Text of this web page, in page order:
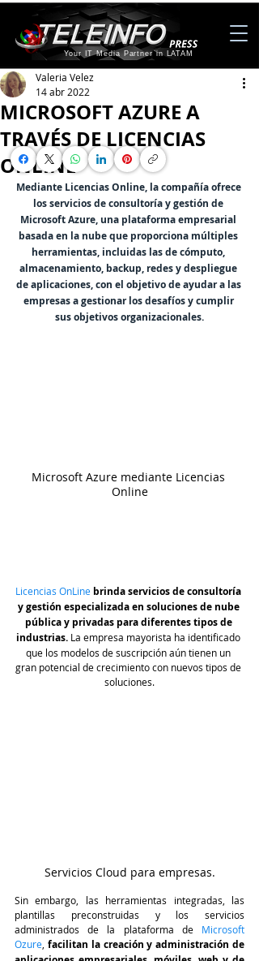
Your IT Media Partner in LATAM
MICROSOFT AZURE A
TRAVÉS DE LICENCIAS
ONLINE
Valeria Velez
14 abr 2022
Mediante Licencias Online, la compañía ofrece
los servicios de consultoría y gestión de
Microsoft Azure, una plataforma empresarial
basada en la nube que proporciona múltiples
herramientas, incluidas las de cómputo,
almacenamiento, backup, redes y despliegue
de aplicaciones, con el objetivo de ayudar a las
empresas a gestionar los desafíos y cumplir
sus objetivos organizacionales.
Microsoft Azure mediante Licencias
Online
Licencias OnLine brinda servicios de consultoría
y gestión especializada en soluciones de nube
pública y privadas para diferentes tipos de
industrias. La empresa mayorista ha identificado
que los modelos de suscripción aún tienen un
gran potencial de crecimiento con nuevos tipos de
soluciones.
Servicios Cloud para empresas.
Sin embargo, las herramientas integradas, las
plantillas preconstruidas y los servicios
administrados de la plataforma de Microsoft
Ozure, facilitan la creación y administración de